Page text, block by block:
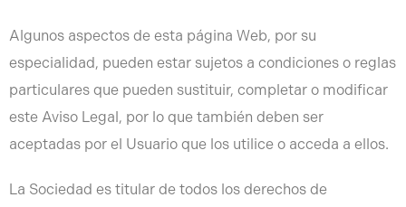
Algunos aspectos de esta página Web, por su
especialidad, pueden estar sujetos a condiciones o reglas
particulares que pueden sustituir, completar o modificar
este Aviso Legal, por lo que también deben ser
aceptadas por el Usuario que los utilice o acceda a ellos.
La Sociedad es titular de todos los derechos de